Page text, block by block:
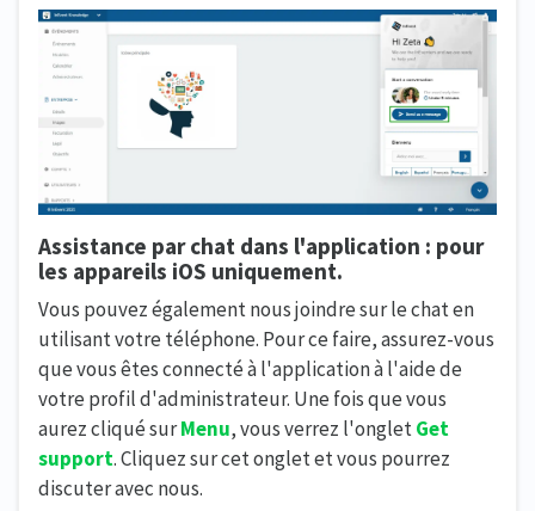
Assistance par chat dans l'application : pour
les appareils iOS uniquement.
Vous pouvez également nous joindre sur le chat en
utilisant votre téléphone. Pour ce faire, assurez-vous
que vous êtes connecté à l'application à l'aide de
votre profil d'administrateur. Une fois que vous
aurez cliqué surMenu, vous verrez l'ongletGet
support. Cliquez sur cet onglet et vous pourrez
discuter avec nous.